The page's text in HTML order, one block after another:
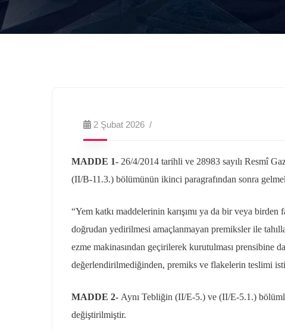
2 Şubat 2026
MADDE 1- 26/4/2014 tarihli ve 28983 sayılı Resmî
(II/B-11.3.) bölümünün ikinci paragrafından sonra
“Yem katkı maddelerinin karışımı ya da bir veya birden
doğrudan yedirilmesi amaçlanmayan premiksler ile
ezme makinasından geçirilerek kurutulması prensibine
değerlendirilmediğinden, premiks ve flakelerin teslimi
MADDE 2- Aynı Tebliğin (II/E-5.) ve (II/E-5.1.)
değiştirilmiştir.